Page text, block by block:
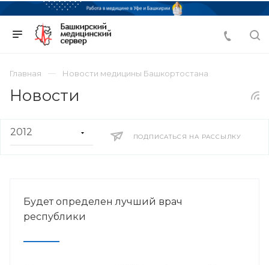
Главная Новости медицины Башкортостана
Новости
ПОДПИСАТЬСЯ НА РАССЫЛКУ
Будет определен лучший врач
республики